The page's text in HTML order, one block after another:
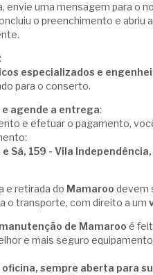
envie uma mensagem para o
o preenchimento e abriu
:
especializados e
para o conserto.
agende a entrega:
e efetuar o pagamento,
Sá, 159 - Vila
e retirada do Mamaroo devem
o transporte, com direito a um
manutenção de Mamaroo é
e mais seguro
sempre aberta para